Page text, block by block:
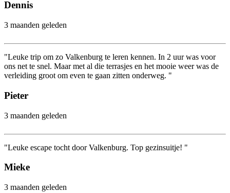
Dennis
3 maanden geleden
"Leuke trip om zo Valkenburg te leren kennen. In 2 uur was voor
ons net te snel. Maar met al die terrasjes en het mooie weer was de
verleiding groot om even te gaan zitten onderweg. "
Pieter
3 maanden geleden
"Leuke escape tocht door Valkenburg. Top gezinsuitje! "
Mieke
3 maanden geleden